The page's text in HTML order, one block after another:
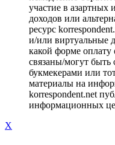
участие в азартных
доходов или
ресурс
и/или виртуальные
какой форме оплату
связаны/могут быть
букмекерами или
материалы на
korrespondent.net
информационных
X